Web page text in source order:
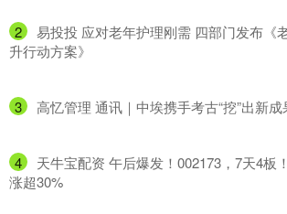
2
易投投 应对老年护理刚需 四部门发布《
升行动方案》
3 高忆管理 通讯｜中埃携手考古“挖”出新成
4
天牛宝配资 午后爆发！002173，7天4板
涨超30%